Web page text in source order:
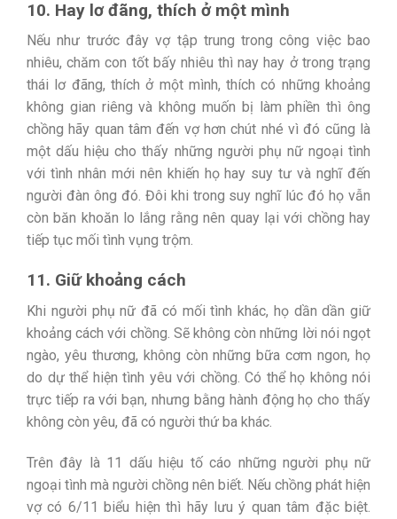
10. Hay lơ đãng, thích ở một mình
Nếu như trước đây vợ tập trung trong công việc bao
nhiêu, chăm con tốt bấy nhiêu thì nay hay ở trong trạng
thái lơ đãng, thích ở một mình, thích có những khoảng
không gian riêng và không muốn bị làm phiền thì ông
chồng hãy quan tâm đến vợ hơn chút nhé vì đó cũng là
một dấu hiệu cho thấy những người phụ nữ ngoại tình
với tình nhân mới nên khiến họ hay suy tư và nghĩ đến
người đàn ông đó. Đôi khi trong suy nghĩ lúc đó họ vẫn
còn băn khoăn lo lắng rằng nên quay lại với chồng hay
tiếp tục mối tình vụng trộm.
11. Giữ khoảng cách
Khi người phụ nữ đã có mối tình khác, họ dần dần giữ
khoảng cách với chồng. Sẽ không còn những lời nói ngọt
ngào, yêu thương, không còn những bữa cơm ngon, họ
do dự thể hiện tình yêu với chồng. Có thể họ không nói
trực tiếp ra với bạn, nhưng bằng hành động họ cho thấy
không còn yêu, đã có người thứ ba khác.
Trên đây là 11 dấu hiệu tố cáo những người phụ nữ
ngoại tình mà người chồng nên biết. Nếu chồng phát hiện
vợ có 6/11 biểu hiện thì hãy lưu ý quan tâm đặc biệt.